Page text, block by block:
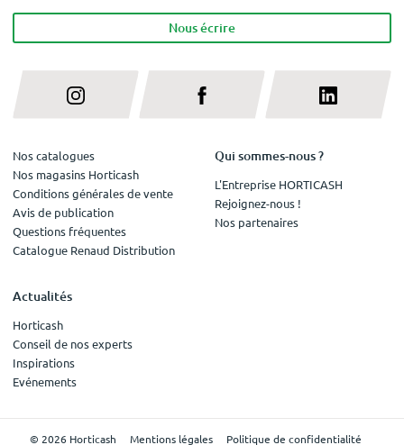
Nous écrire
Nos catalogues
Nos magasins Horticash
Conditions générales de vente
Avis de publication
Questions fréquentes
Catalogue Renaud Distribution
Qui sommes-nous ?
L'Entreprise HORTICASH
Rejoignez-nous !
Nos partenaires
Actualités
Horticash
Conseil de nos experts
Inspirations
Evénements
© 2026 Horticash Mentions légales Politique de confidentialité